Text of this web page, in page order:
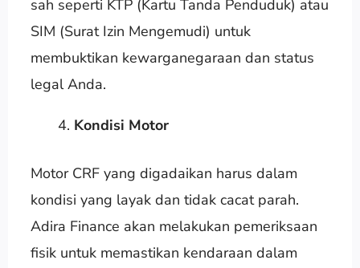
sah seperti KTP (Kartu Tanda Penduduk) atau
SIM (Surat Izin Mengemudi) untuk
membuktikan kewarganegaraan dan status
legal Anda.
Kondisi Motor
Motor CRF yang digadaikan harus dalam
kondisi yang layak dan tidak cacat parah.
Adira Finance akan melakukan pemeriksaan
fisik untuk memastikan kendaraan dalam